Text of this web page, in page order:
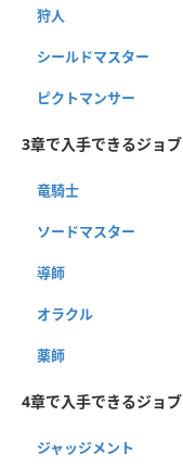
狩人
シールドマスター
ピクトマンサー
3章で入手できるジョブ
竜騎士
ソードマスター
導師
オラクル
薬師
4章で入手できるジョブ
ジャッジメント